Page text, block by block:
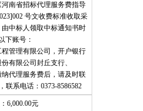
南省招标代理服务费指导
号文收费标准收取采
中标人领取中标通知书时
下账号：
管理有限公司，开户银行
有限公司封丘支行、
纳代理服务费后，请及时联
联系电话：0373-8586582
6,000.00元